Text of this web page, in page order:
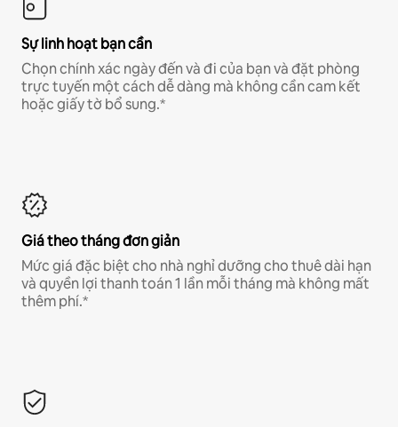
Sự linh hoạt bạn cần
Chọn chính xác ngày đến và đi của bạn và đặt phòng
trực tuyến một cách dễ dàng mà không cần cam kết
hoặc giấy tờ bổ sung.*
Giá theo tháng đơn giản
Mức giá đặc biệt cho nhà nghỉ dưỡng cho thuê dài hạn
và quyền lợi thanh toán 1 lần mỗi tháng mà không mất
thêm phí.*